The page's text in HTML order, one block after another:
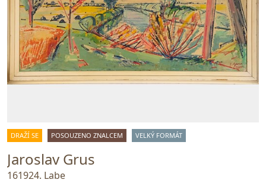
DRAŽÍ SE POSOUZENO ZNALCEM VELKÝ FORMÁT
Jaroslav Grus
161924. Labe